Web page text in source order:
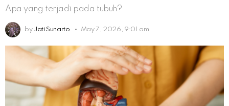
Apa yang terjadi pada tubuh?
by Jati Sunarto May 7, 2026, 9:01 am